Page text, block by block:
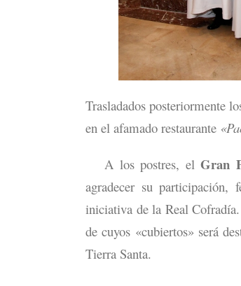
Trasladados posteriormente
en el afamado restaurante
A los postres, elGran
agradecer su
iniciativa de la Real
de cuyos «cubiertos» será
Tierra Santa.